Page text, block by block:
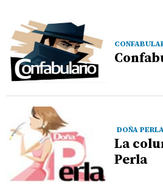
DOÑA
La
Perla